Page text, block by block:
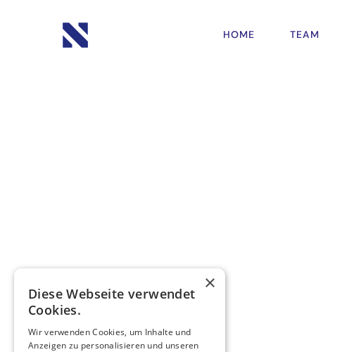
HOME TEAM
×
Diese Webseite verwendet
Cookies.
Wir verwenden Cookies, um Inhalte und
Anzeigen zu personalisieren und unseren